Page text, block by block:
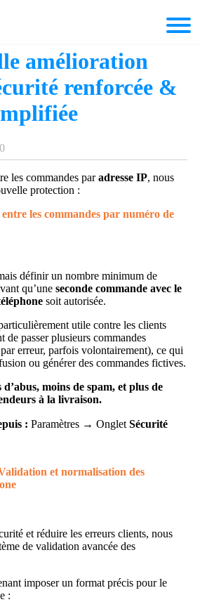
amélioration
renforcée &
les commandes paradresse IP, nous
protection :
les commandes par numéro de
définir un nombre minimum de
qu’une seconde commande avec le
soit autorisée.
utile contre les clients
de passer plusieurs commandes
erreur, parfois volontairement), ce qui
ou générer des commandes fictives.
moins de spam, et plus de
à la livraison.
: Paramètres → Onglet Sécurité
et normalisation des
et réduire les erreurs clients, nous
de validation avancée des
imposer un format précis pour le
: